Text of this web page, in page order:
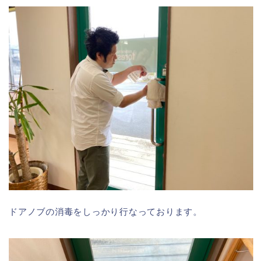
ドアノブの消毒をしっかり行なっております。